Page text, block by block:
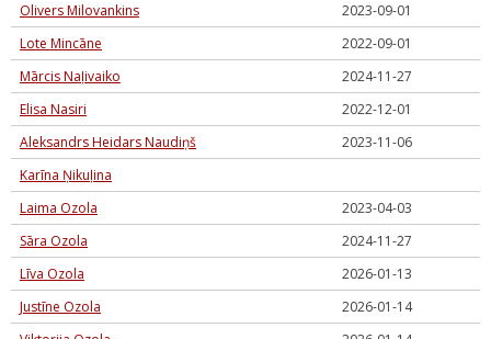
Olivers Milovankins
2023-09-01
Lote Mincāne
2022-09-01
Mārcis Naļivaiko
2024-11-27
Elisa Nasiri
2022-12-01
Aleksandrs Heidars Naudiņš
2023-11-06
Karīna Ņikuļina
Laima Ozola
2023-04-03
Sāra Ozola
2024-11-27
Līva Ozola
2026-01-13
Justīne Ozola
2026-01-14